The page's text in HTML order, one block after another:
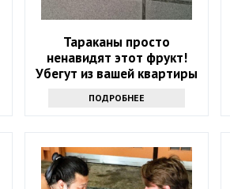
Тараканы просто
ненавидят этот фрукт!
Убегут из вашей квартиры
ПОДРОБНЕЕ